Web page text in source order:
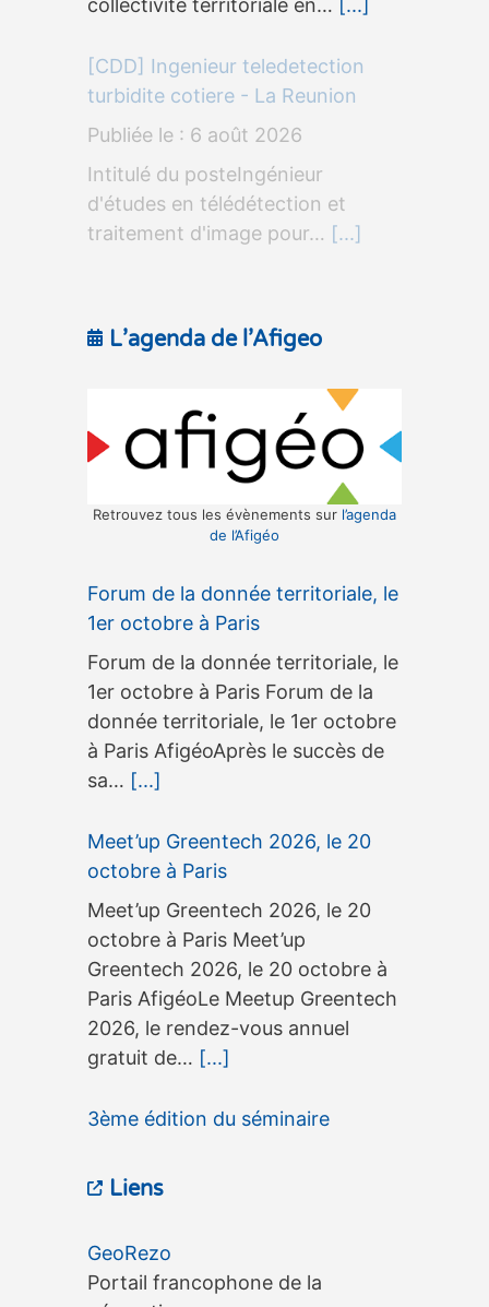
collectivité territoriale en… [...]
[CDD] Ingenieur teledetection
turbidite cotiere - La Reunion
6 août 2026
Intitulé du posteIngénieur
d'études en télédétection et
traitement d'image pour… [...]
L’agenda de l’Afigeo
Retrouvez tous les évènements sur l’agenda
de l’Afigéo
Forum de la donnée territoriale, le
1er octobre à Paris
Forum de la donnée territoriale, le
1er octobre à Paris Forum de la
donnée territoriale, le 1er octobre
à Paris AfigéoAprès le succès de
sa… [...]
Meet’up Greentech 2026, le 20
octobre à Paris
Meet’up Greentech 2026, le 20
octobre à Paris Meet’up
Greentech 2026, le 20 octobre à
Paris AfigéoLe Meetup Greentech
2026, le rendez-vous annuel
gratuit de… [...]
3ème édition du séminaire
Tours
OneGeo Suite, le 15 septembre à
Tours 3ème édition du séminaire
Portail francophone de la
géomatique